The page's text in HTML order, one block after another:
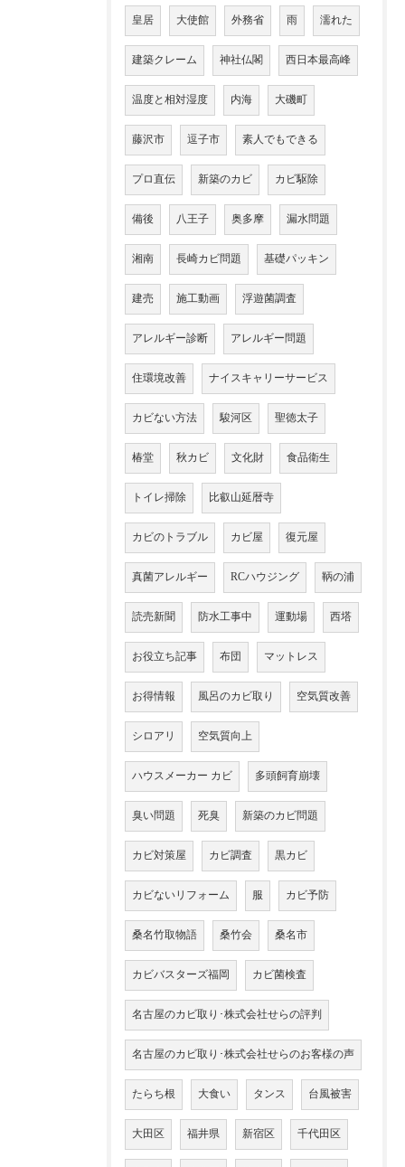
皇居 大使館 外務省 雨 濡れた
建築クレーム 神社仏閣 西日本最高峰
温度と相対湿度 内海 大磯町
藤沢市 逗子市 素人でもできる
プロ直伝 新築のカビ カビ駆除
備後 八王子 奥多摩 漏水問題
湘南 長崎カビ問題 基礎パッキン
建売 施工動画 浮遊菌調査
アレルギー診断 アレルギー問題
住環境改善 ナイスキャリーサービス
カビない方法 駿河区 聖徳太子
椿堂 秋カビ 文化財 食品衛生
トイレ掃除 比叡山延暦寺
カビのトラブル カビ屋 復元屋
真菌アレルギー RCハウジング 鞆の浦
読売新聞 防水工事中 運動場 西塔
お役立ち記事 布団 マットレス
お得情報 風呂のカビ取り 空気質改善
シロアリ 空気質向上
ハウスメーカー カビ 多頭飼育崩壊
臭い問題 死臭 新築のカビ問題
カビ対策屋 カビ調査 黒カビ
カビないリフォーム 服 カビ予防
桑名竹取物語 桑竹会 桑名市
カビバスターズ福岡 カビ菌検査
名古屋のカビ取り･株式会社せらの評判
名古屋のカビ取り･株式会社せらのお客様の声
たらち根 大食い タンス 台風被害
大田区 福井県 新宿区 千代田区